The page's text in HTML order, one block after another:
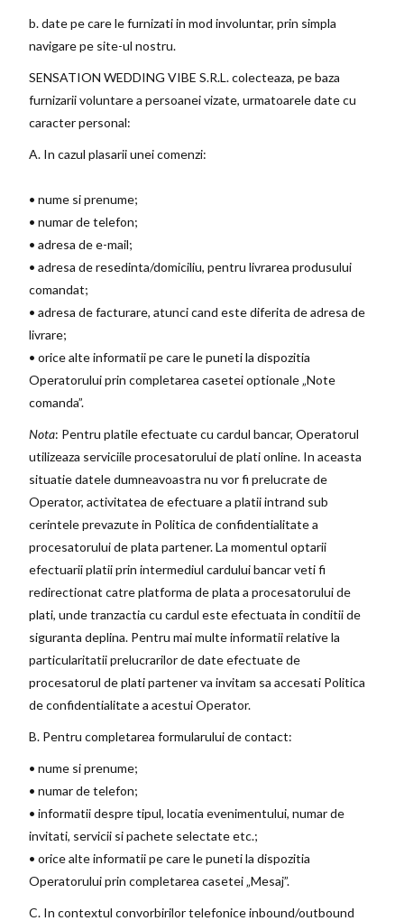
b. date pe care le furnizati in mod involuntar, prin simpla
navigare pe site-ul nostru.
SENSATION WEDDING VIBE S.R.L. colecteaza, pe baza
furnizarii voluntare a persoanei vizate, urmatoarele date cu
caracter personal:
A. In cazul plasarii unei comenzi:
• nume si prenume;
• numar de telefon;
• adresa de e-mail;
• adresa de resedinta/domiciliu, pentru livrarea produsului
comandat;
• adresa de facturare, atunci cand este diferita de adresa de
livrare;
• orice alte informatii pe care le puneti la dispozitia
Operatorului prin completarea casetei optionale „Note
comanda”.
Nota: Pentru platile efectuate cu cardul bancar, Operatorul
utilizeaza serviciile procesatorului de plati online. In aceasta
situatie datele dumneavoastra nu vor fi prelucrate de
Operator, activitatea de efectuare a platii intrand sub
cerintele prevazute in Politica de confidentialitate a
procesatorului de plata partener. La momentul optarii
efectuarii platii prin intermediul cardului bancar veti fi
redirectionat catre platforma de plata a procesatorului de
plati, unde tranzactia cu cardul este efectuata in conditii de
siguranta deplina. Pentru mai multe informatii relative la
particularitatii prelucrarilor de date efectuate de
procesatorul de plati partener va invitam sa accesati Politica
de confidentialitate a acestui Operator.
B. Pentru completarea formularului de contact:
• nume si prenume;
• numar de telefon;
• informatii despre tipul, locatia evenimentului, numar de
invitati, servicii si pachete selectate etc.;
• orice alte informatii pe care le puneti la dispozitia
Operatorului prin completarea casetei „Mesaj”.
C. In contextul convorbirilor telefonice inbound/outbound